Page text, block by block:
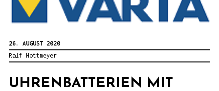
26. AUGUST 2020
Ralf Hottmeyer
UHRENBATTERIEN MIT